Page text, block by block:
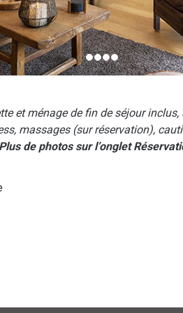
et ménage de fin de séjour
massages (sur réservation),
Plus de photos sur l’onglet